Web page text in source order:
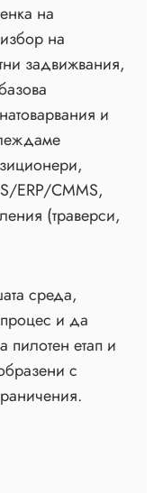
на
на
задвижвания,
и
ERP/CMMS,
(траверси,
среда,
и да
пилотен етап и
с